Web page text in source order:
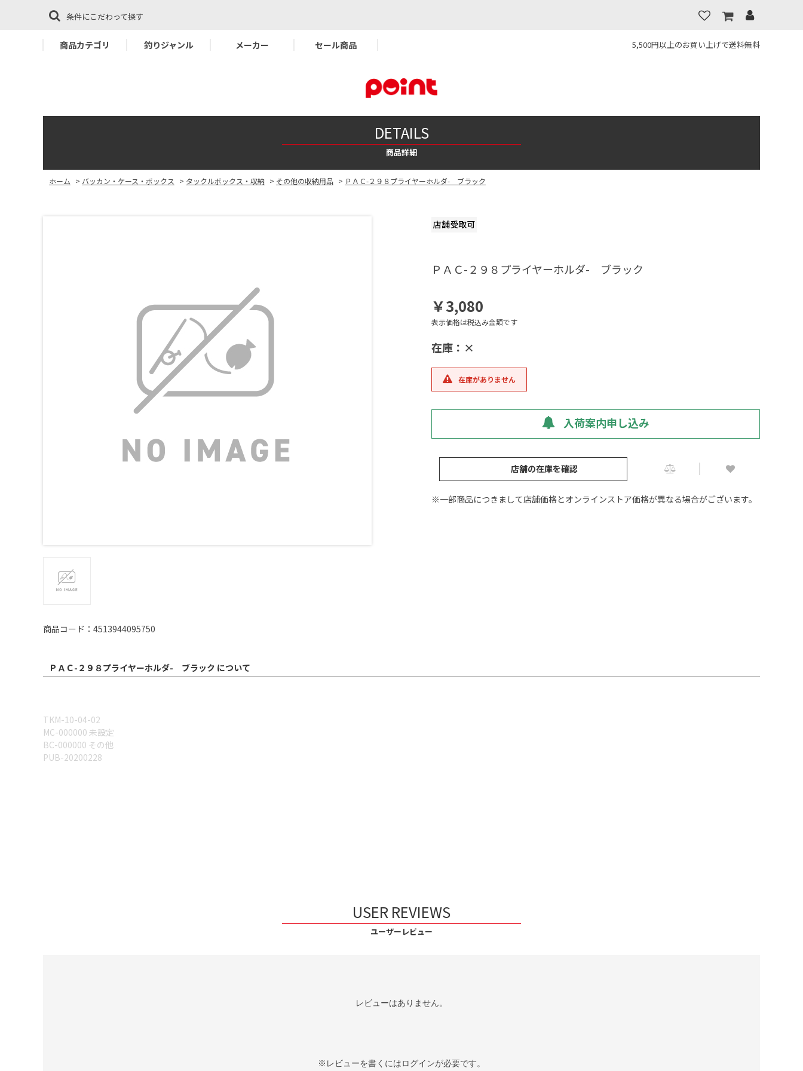
条件にこだわって探す
商品カテゴリ 釣りジャンル メーカー セール商品 5,500円以上のお買い上げで送料無料
DETAILS
商品詳細
ホーム > バッカン・ケース・ボックス > タックルボックス・収納 > その他の収納用品 > ＰＡＣ-２９８プライヤーホルダ- ブラック
商品コード：4513944095750
ＰＡＣ-２９８プライヤーホルダ- ブラック
￥3,080
表示価格は税込み金額です
在庫：×
在庫がありません
入荷案内申し込み
店舗の在庫を確認
※一部商品につきまして店舗価格とオンラインストア価格が異なる場合がございます。
ＰＡＣ-２９８プライヤーホルダ- ブラック について
TKM-10-04-02
MC-000000 未設定
BC-000000 その他
PUB-20200228
USER REVIEWS
ユーザーレビュー
レビューはありません。
※レビューを書くにはログインが必要です。